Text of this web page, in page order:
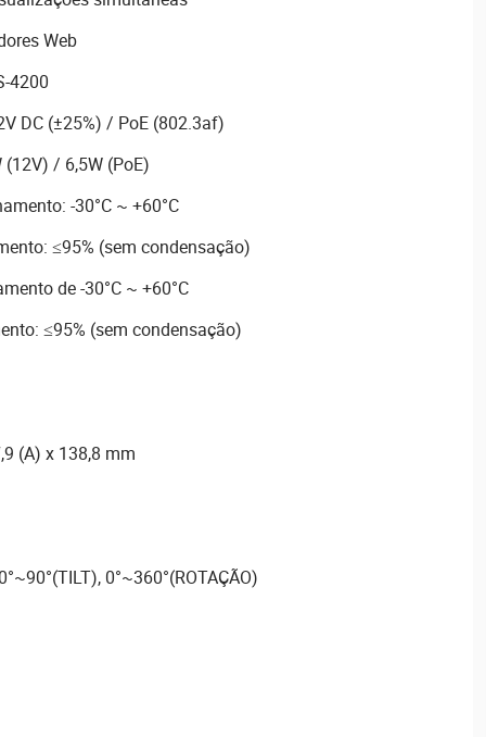
Web
4200
DC (±25%) / PoE (802.3af)
/ 6,5W (PoE)
-30°C ~ +60°C
≤95% (sem condensação)
de -30°C ~ +60°C
≤95% (sem condensação)
(A) x 138,8 mm
0°~360°(ROTAÇÃO)